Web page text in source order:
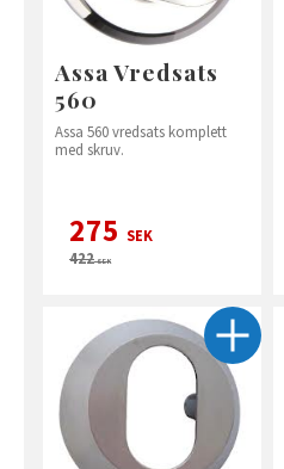
Assa Vredsats
560
Assa 560 vredsats komplett
med skruv.
275 SEK
422SEK